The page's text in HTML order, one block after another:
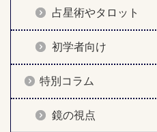
占星術やタロット
初学者向け
特別コラム
鏡の視点